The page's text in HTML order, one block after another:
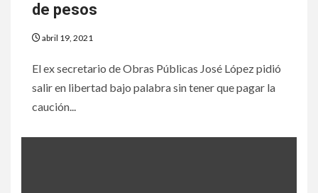
de pesos
abril 19, 2021
El ex secretario de Obras Públicas José López pidió
salir en libertad bajo palabra sin tener que pagar la
caución...